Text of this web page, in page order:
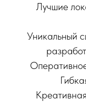
С
Лучшие
Уникальный